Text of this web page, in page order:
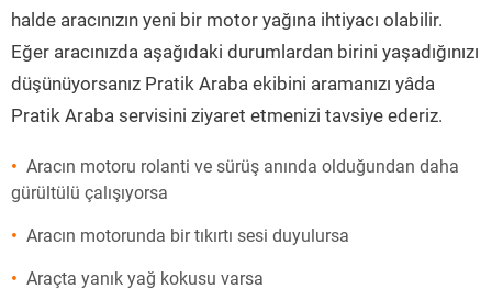
halde aracınızın yeni bir motor yağına ihtiyacı olabilir.
Eğer aracınızda aşağıdaki durumlardan birini yaşadığınızı
düşünüyorsanız Pratik Araba ekibini aramanızı yâda
Pratik Araba servisini ziyaret etmenizi tavsiye ederiz.
Aracın motoru rolanti ve sürüş anında olduğundan daha
gürültülü çalışıyorsa
Aracın motorunda bir tıkırtı sesi duyulursa
Araçta yanık yağ kokusu varsa